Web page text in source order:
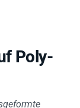
Poly-